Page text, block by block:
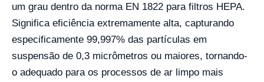
um grau dentro da norma EN 1822 para filtros HEPA.
Significa eficiência extremamente alta, capturando
especificamente 99,997% das partículas em
suspensão de 0,3 micrômetros ou maiores, tornando-
o adequado para os processos de ar limpo mais